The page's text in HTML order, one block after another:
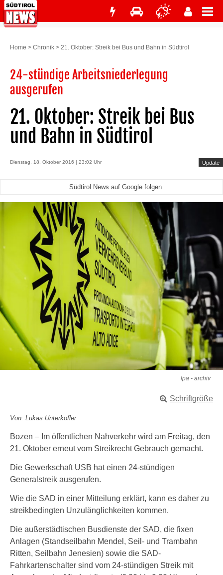
Home > Chronik > 21. Oktober: Streik bei Bus und Bahn in Südtirol
24-stündige Arbeitsniederlegung
ausgerufen
21. Oktober: Streik bei Bus
und Bahn in Südtirol
Dienstag, 18. Oktober 2016 | 23:02 Uhr Update
Südtirol News auf Google folgen
lpa - archiv
Schriftgröße
Von: Lukas Unterkofler
Bozen – Im öffentlichen Nahverkehr wird am Freitag, den
21. Oktober erneut vom Streikrecht Gebrauch gemacht.
Die Gewerkschaft USB hat einen 24-stündigen
Generalstreik ausgerufen.
Wie die SAD in einer Mitteilung erklärt, kann es daher zu
streikbedingten Unzulänglichkeiten kommen.
Die außerstädtischen Busdienste der SAD, die fixen
Anlagen (Standseilbahn Mendel, Seil- und Trambahn
Ritten, Seilbahn Jenesien) sowie die SAD-
Fahrkartenschalter sind vom 24-stündigen Streik mit